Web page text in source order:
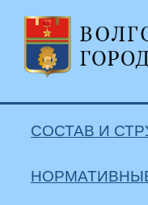
СОСТАВ И